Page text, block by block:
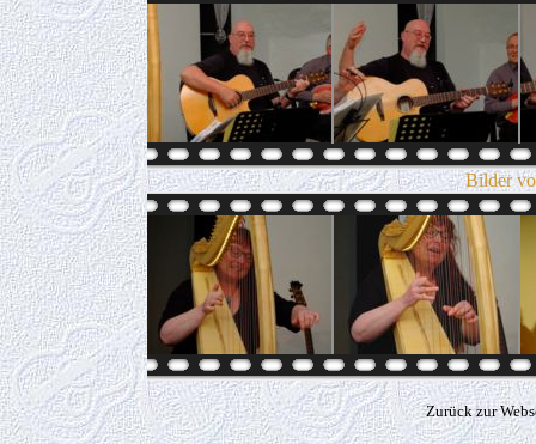
Bilder
Zurück zur